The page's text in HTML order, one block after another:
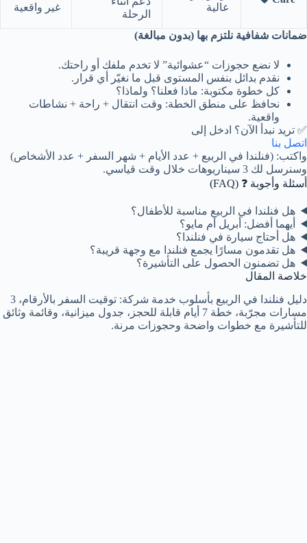
عالية
الرحلة
غير واقعية
ضمانات شفافية نلتزم بها (بدون مبالغة)
لا نضع حجوزات “عشوائية” لا تخدم ملفك أو راحتك.
نقدم بدائل بنفس المستوى قبل ما نغيّر أي قرار.
كل خطوة مكتوبة: ماذا فعلنا؟ ولماذا؟
نحافظ على منطق الخطة: وقت انتقال + راحة + نشاطات
واقعية.
✅ تريد نبدأ الآن؟ ادخل إلى
اتصل بنا
واكتب: (فنلندا في الربيع + عدد الأيام + شهر السفر + عدد الأشخاص)
وسنرسل لك 3 سيناريوهات خلال وقت قياسي.
أسئلة وأجوبة ❓ (FAQ)
هل فنلندا في الربيع مناسبة للأطفال؟
أيهما أفضل: أبريل أم مايو؟
هل أحتاج سيارة في فنلندا؟
هل تقدمون مسارًا يجمع فنلندا مع وجهة قريبة؟
هل تضمنون الحصول على التأشيرة؟
خلاصة المقال
دليل فنلندا في الربيع بأسلوب خدمة شركة: توقيت السفر بالأرقام، 3
مسارات مجرّبة، خطة 7 أيام قابلة للحجز، جدول ميزانية، وقائمة وثائق
للتأشيرة مع خطوات واضحة وحجوزات مرنة.